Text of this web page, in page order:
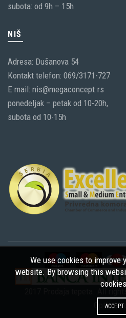
subota: od 9h – 15h
NIŠ
Adresa: Dušanova 54
Kontakt telefon: 069/3171-727
E mail: nis@megaconcept.rs
ponedeljak – petak od 10-20h,
subota od 10-15h
We use cookies to improve
website. By browsing this
ACCEPT